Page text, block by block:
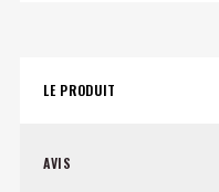
LE PRODUIT
AVIS